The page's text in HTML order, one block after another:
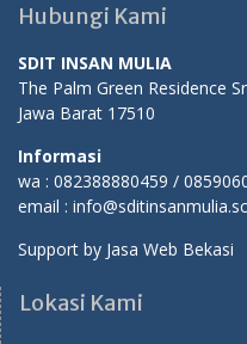
Hubungi Kami
SDIT INSAN MULIA
The Palm Green Residence
Jawa Barat 17510
Informasi
wa : 082388880459 /
email :
Support by Jasa Web Bekasi
Lokasi Kami